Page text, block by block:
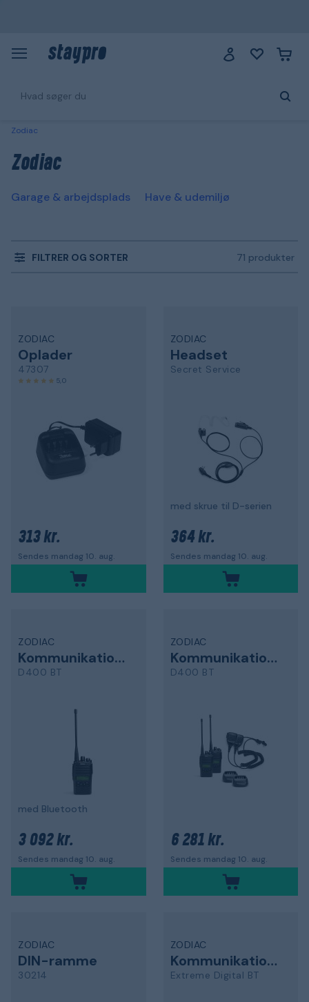
Zodiac
Zodiac
Garage & arbejdsplads Have & udemiljø
FILTRER OG SORTER 71 produkter
ZODIAC
Oplader
47307
5,0
313 kr.
Sendes mandag 10. aug.
ZODIAC
Headset
Secret Service
med skrue til D-serien
364 kr.
Sendes mandag 10. aug.
ZODIAC
Kommunikationsradio
D400 BT
med Bluetooth
3 092 kr.
Sendes mandag 10. aug.
ZODIAC
Kommunikationsradiopakke
D400 BT
6 281 kr.
Sendes mandag 10. aug.
ZODIAC
DIN-ramme
30214
ZODIAC
Kommunikationsradio
Extreme Digital BT